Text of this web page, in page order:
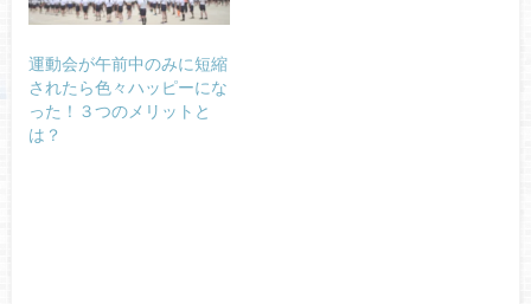
運動会が午前中のみに短縮
されたら色々ハッピーにな
った！３つのメリットと
は？